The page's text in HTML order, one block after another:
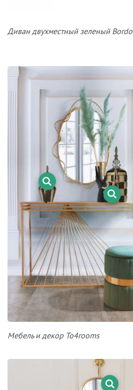
Диван двухместный зеленый Bordo
Мебель и декор To4rooms